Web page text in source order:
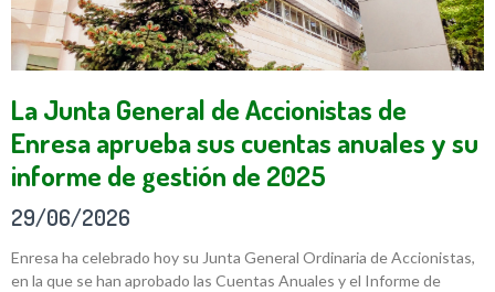
La Junta General de Accionistas de
Enresa aprueba sus cuentas anuales y su
informe de gestión de 2025
29/06/2026
Enresa ha celebrado hoy su Junta General Ordinaria de Accionistas,
en la que se han aprobado las Cuentas Anuales y el Informe de